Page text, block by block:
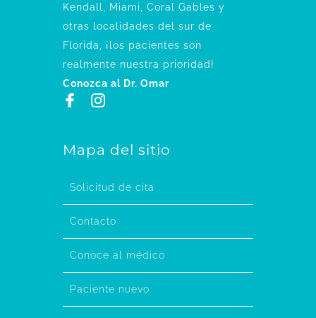
Kendall, Miami, Coral Gables y
otras localidades del sur de
Florida, ¡los pacientes son
realmente nuestra prioridad!
Conozca al Dr. Omar
Mapa del sitio
Solicitud de cita
Contacto
Conoce al médico
Paciente nuevo